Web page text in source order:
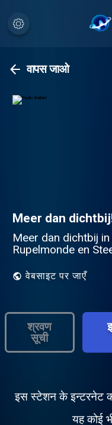
वापस जाओ
Meer dan
Meer dan dichtbij
Rupelmonde en
वेबसाइट पर जाएँ
श्रवण
सूची
इस स्टेशन के इन्टरनेट
यह कोई